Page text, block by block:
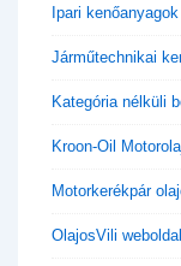
Ipari kenőanyagok
Járműtechnikai
Kategória nélküli
Kroon-Oil
Motorkerékpár
OlajosVili